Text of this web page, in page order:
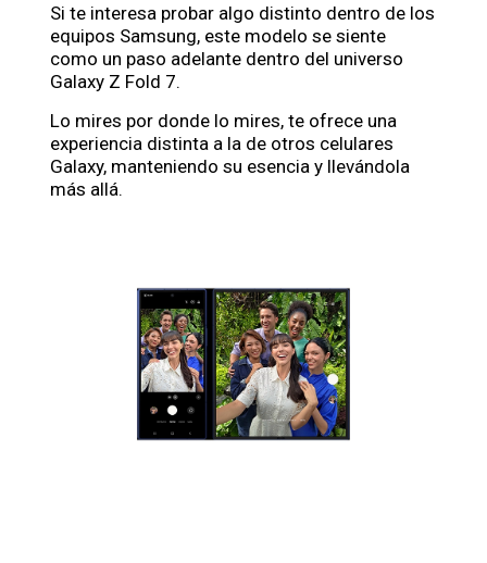
Si te interesa probar algo distinto dentro de los
equipos Samsung, este modelo se siente
como un paso adelante dentro del universo
Galaxy Z Fold 7.
Lo mires por donde lo mires, te ofrece una
experiencia distinta a la de otros celulares
Galaxy, manteniendo su esencia y llevándola
más allá.